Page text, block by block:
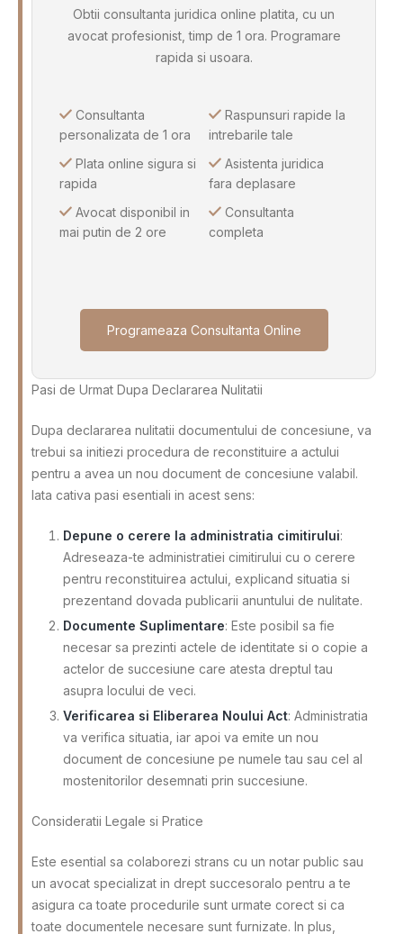
Obtii consultanta juridica online platita, cu un
avocat profesionist, timp de 1 ora. Programare
rapida si usoara.
Consultanta
personalizata de 1 ora
Plata online sigura si
rapida
Avocat disponibil in
mai putin de 2 ore
Raspunsuri rapide la
intrebarile tale
Asistenta juridica
fara deplasare
Consultanta
completa
Programeaza Consultanta Online
Pasi de Urmat Dupa Declararea Nulitatii
Dupa declararea nulitatii documentului de concesiune, va
trebui sa initiezi procedura de reconstituire a actului
pentru a avea un nou document de concesiune valabil.
Iata cativa pasi esentiali in acest sens:
Depune o cerere la administratia cimitirului:
Adreseaza-te administratiei cimitirului cu o cerere
pentru reconstituirea actului, explicand situatia si
prezentand dovada publicarii anuntului de nulitate.
Documente Suplimentare: Este posibil sa fie
necesar sa prezinti actele de identitate si o copie a
actelor de succesiune care atesta dreptul tau
asupra locului de veci.
Verificarea si Eliberarea Noului Act: Administratia
va verifica situatia, iar apoi va emite un nou
document de concesiune pe numele tau sau cel al
mostenitorilor desemnati prin succesiune.
Consideratii Legale si Pratice
Este esential sa colaborezi strans cu un notar public sau
un avocat specializat in drept succesoralo pentru a te
asigura ca toate procedurile sunt urmate corect si ca
toate documentele necesare sunt furnizate. In plus,